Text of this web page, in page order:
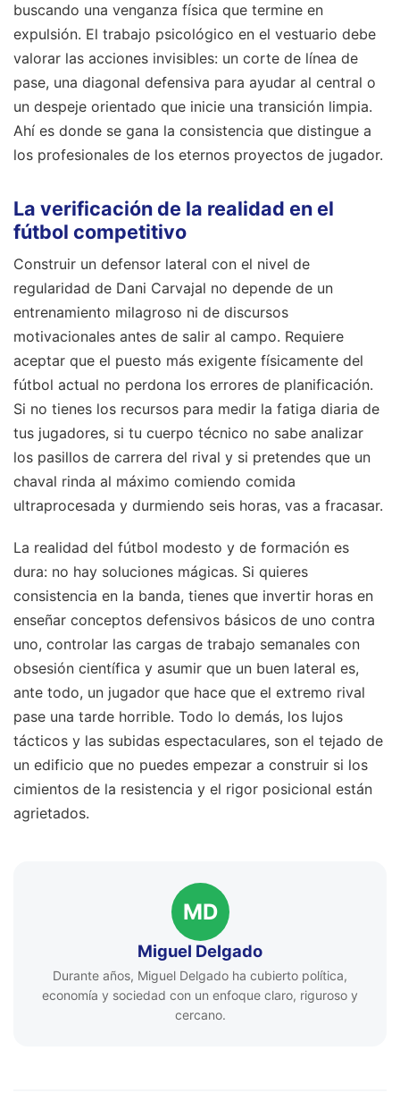
buscando una venganza física que termine en
expulsión. El trabajo psicológico en el vestuario debe
valorar las acciones invisibles: un corte de línea de
pase, una diagonal defensiva para ayudar al central o
un despeje orientado que inicie una transición limpia.
Ahí es donde se gana la consistencia que distingue a
los profesionales de los eternos proyectos de jugador.
La verificación de la realidad en el
fútbol competitivo
Construir un defensor lateral con el nivel de
regularidad de Dani Carvajal no depende de un
entrenamiento milagroso ni de discursos
motivacionales antes de salir al campo. Requiere
aceptar que el puesto más exigente físicamente del
fútbol actual no perdona los errores de planificación.
Si no tienes los recursos para medir la fatiga diaria de
tus jugadores, si tu cuerpo técnico no sabe analizar
los pasillos de carrera del rival y si pretendes que un
chaval rinda al máximo comiendo comida
ultraprocesada y durmiendo seis horas, vas a fracasar.
La realidad del fútbol modesto y de formación es
dura: no hay soluciones mágicas. Si quieres
consistencia en la banda, tienes que invertir horas en
enseñar conceptos defensivos básicos de uno contra
uno, controlar las cargas de trabajo semanales con
obsesión científica y asumir que un buen lateral es,
ante todo, un jugador que hace que el extremo rival
pase una tarde horrible. Todo lo demás, los lujos
tácticos y las subidas espectaculares, son el tejado de
un edificio que no puedes empezar a construir si los
cimientos de la resistencia y el rigor posicional están
agrietados.
MD
Miguel Delgado
Durante años, Miguel Delgado ha cubierto política,
economía y sociedad con un enfoque claro, riguroso y
cercano.